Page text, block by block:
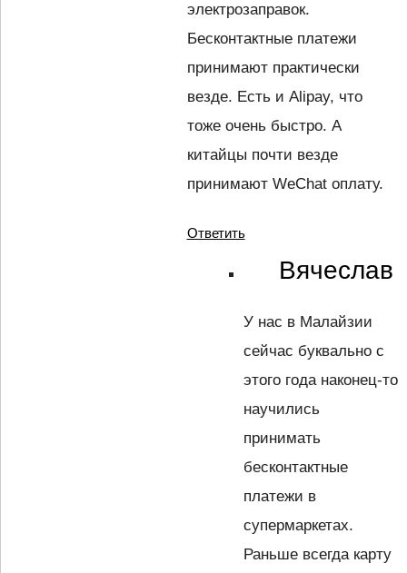
электрозаправок.
Бесконтактные платежи
принимают практически
везде. Есть и Alipay, что
тоже очень быстро. А
китайцы почти везде
принимают WeChat оплату.
Ответить
Вячеслав
У нас в Малайзии
сейчас буквально с
этого года наконец-то
научились
принимать
бесконтактные
платежи в
супермаркетах.
Раньше всегда карту